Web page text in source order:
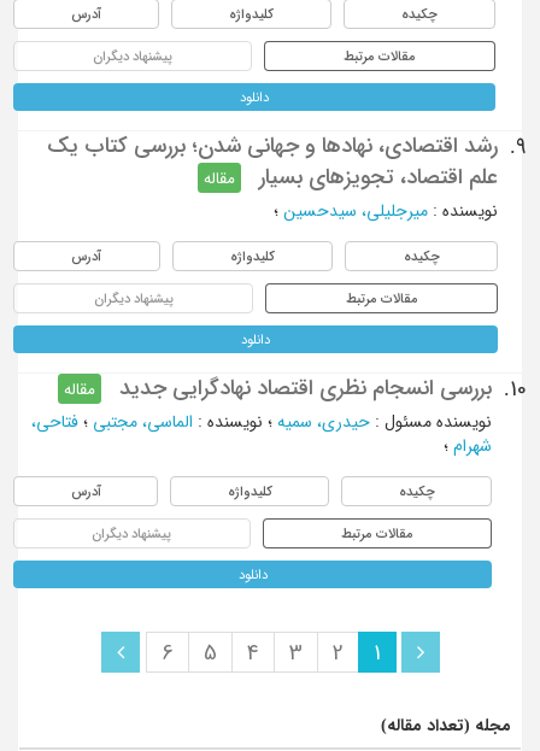
چکیده کلیدواژه آدرس
مقالات مرتبط پیشنهاد دیگران
دانلود
9.
رشد اقتصادی، نهادها و جهانی شدن؛ بررسی کتاب یک
علم اقتصاد، تجویزهای بسیار
مقاله
نویسنده: میرجلیلی، سیدحسین؛
چکیده کلیدواژه آدرس
مقالات مرتبط پیشنهاد دیگران
دانلود
10. بررسی انسجام نظری اقتصاد نهادگرایی جدید
مقاله
نویسنده مسئول : حیدری، سمیه؛ نویسنده: الماسی، مجتبی ؛ فتاحی،
شهرام؛
چکیده کلیدواژه آدرس
مقالات مرتبط پیشنهاد دیگران
دانلود
1
2
3
4
5
6
مجله (تعداد مقاله)